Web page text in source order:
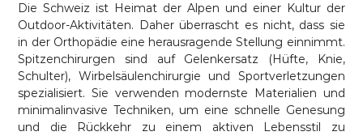
Die Schweiz ist Heimat der Alpen und einer Kultur der
Outdoor-Aktivitäten. Daher überrascht es nicht, dass sie
in der Orthopädie eine herausragende Stellung einnimmt.
Spitzenchirurgen sind auf Gelenkersatz (Hüfte, Knie,
Schulter), Wirbelsäulenchirurgie und Sportverletzungen
spezialisiert. Sie verwenden modernste Materialien und
minimalinvasive Techniken, um eine schnelle Genesung
und die Rückkehr zu einem aktiven Lebensstil zu